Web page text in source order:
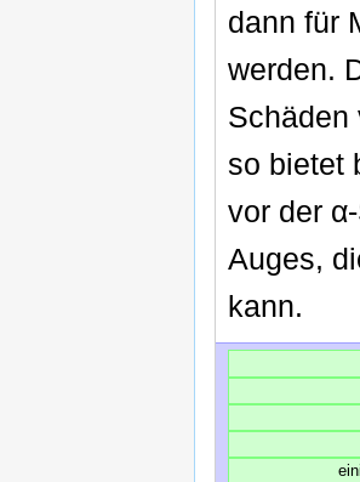
dann für
werden.
so bietet
vor der
Auges,
kann.